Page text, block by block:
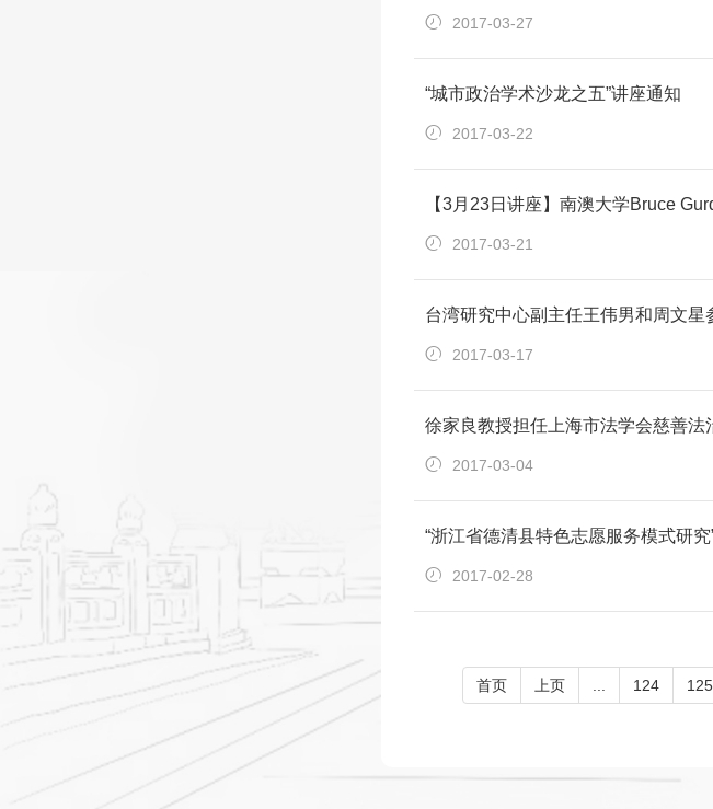
2017-03-27
“城市政治学术沙龙之五”讲座通知
2017-03-22
【3月23日讲座】南澳大学Bruce
2017-03-21
台湾研究中心副主任王伟男和周文
2017-03-17
徐家良教授担任上海市法学会慈善法
2017-03-04
“浙江省德清县特色志愿服务模式研
2017-02-28
首页 上页 ... 124 125